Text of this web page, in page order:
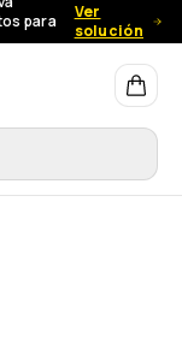
para
Ver
solución